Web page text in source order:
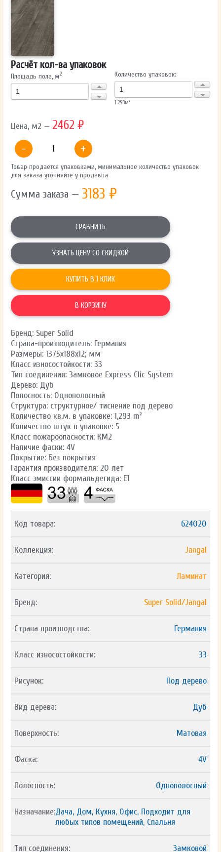
Расчёт кол-ва упаковок
Площадь пола, м2 Количество упаковок:
1.293м²
Цена, м2 — 2462 ₽
-
+
Товар продается упаковками, минимальное количество упаковок
для заказа уточняйте у продавца
Сумма заказа — 3183 ₽
СРАВНИТЬ
УЗНАТЬ ЦЕНУ СО СКИДКОЙ
КУПИТЬ В 1 КЛИК
В КОРЗИНУ
Бренд: Super Solid
Страна-производитель: Германия
Размеры: 1375х188х12; мм
Класс износостойкости: 33
Тип соединения: Замковое Express Clic System
Дерево: Дуб
Полосность: Однополосный
Структура: структурное/ тиснение под дерево
Количество кв.м. в упаковке: 1,293 m²
Количество штук в упаковке: 5
Класс пожароопасности: КМ2
Наличие фаски: 4V
Покрытие: Без покрытия
Гарантия производителя: 20 лет
Класс эмиссии формальдегида: E1
Код товара: 624020
Коллекция: Jangal
Категория: Ламинат
Бренд: Super Solid/Jangal
Страна производства: Германия
Класс износостойкости: 33
Рисунок: Под дерево
Вид дерева: Дуб
Поверхность: Матовая
Фаска: 4V
Полосность: Однополосный
Назначание:Дача, Дом, Кухня, Офис, Подходит для
любых типов помещений, Спальня
Тип соединения: Замковой